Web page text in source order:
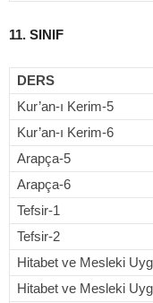
11. SINIF
DERS
Kur’an-ı Kerim-5
Kur’an-ı Kerim-6
Arapça-5
Arapça-6
Tefsir-1
Tefsir-2
Hitabet ve Mesleki
Hitabet ve Mesleki